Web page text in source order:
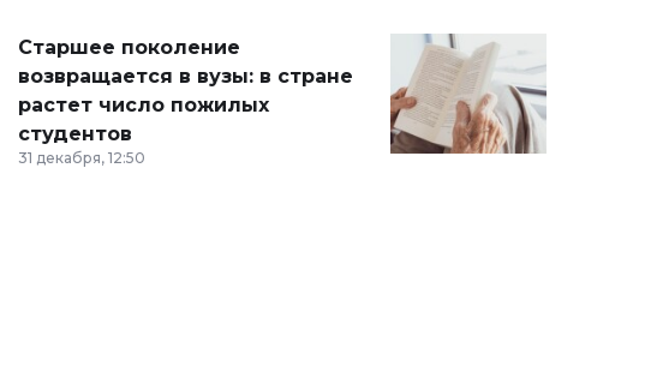
Старшее поколение
возвращается в вузы: в стране
растет число пожилых
студентов
31 декабря, 12:50